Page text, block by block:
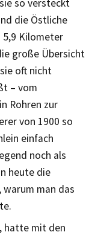
so versteckt
die Östliche
5,9 Kilometer
große Übersicht
oft nicht
– vom
Rohren zur
von 1900 so
einfach
noch als
heute die
man das
hatte mit den